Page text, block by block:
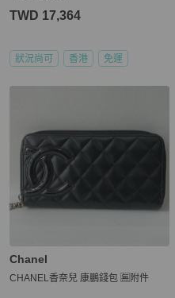
TWD 17,364
狀況尚可 香港 免運
Chanel
CHANEL香奈兒 康鵬錢包 🈚附件